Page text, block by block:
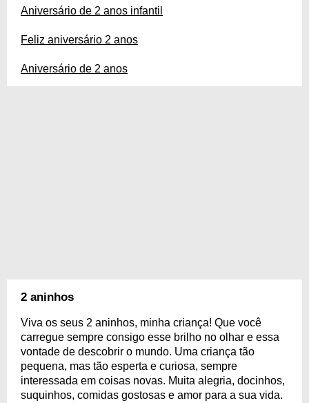
Aniversário de 2 anos infantil
Feliz aniversário 2 anos
Aniversário de 2 anos
2 aninhos
Viva os seus 2 aninhos, minha criança! Que você
carregue sempre consigo esse brilho no olhar e essa
vontade de descobrir o mundo. Uma criança tão
pequena, mas tão esperta e curiosa, sempre
interessada em coisas novas. Muita alegria, docinhos,
suquinhos, comidas gostosas e amor para a sua vida.